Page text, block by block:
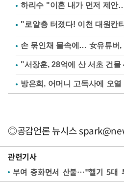
하리수 "이혼 내가 먼저 제안
손 묶인채 물속에… 女유튜버,
"서장훈, 28억에 산 서초 건물
방은희, 어머니 고독사에 오
◎공감언론 뉴시스
관련기사
부여 충화면서 산불…"헬기 5대